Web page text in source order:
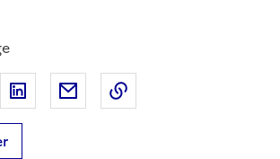
Facebook
sur X
Partager sur LinkedIn
Partager par email